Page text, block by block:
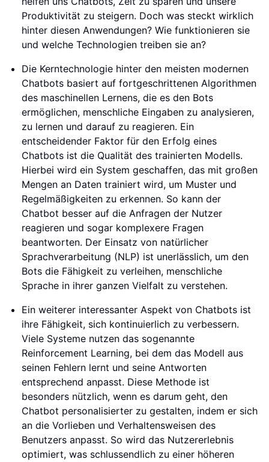
Produktivität zu steigern. Doch was steckt wirklich
hinter diesen Anwendungen? Wie funktionieren sie
und welche Technologien treiben sie an?
Die Kerntechnologie hinter den meisten modernen
Chatbots basiert auf fortgeschrittenen Algorithmen
des maschinellen Lernens, die es den Bots
ermöglichen, menschliche Eingaben zu analysieren,
zu lernen und darauf zu reagieren. Ein
entscheidender Faktor für den Erfolg eines
Chatbots ist die Qualität des trainierten Modells.
Hierbei wird ein System geschaffen, das mit großen
Mengen an Daten trainiert wird, um Muster und
Regelmäßigkeiten zu erkennen. So kann der
Chatbot besser auf die Anfragen der Nutzer
reagieren und sogar komplexere Fragen
beantworten. Der Einsatz von natürlicher
Sprachverarbeitung (NLP) ist unerlässlich, um den
Bots die Fähigkeit zu verleihen, menschliche
Sprache in ihrer ganzen Vielfalt zu verstehen.
Ein weiterer interessanter Aspekt von Chatbots ist
ihre Fähigkeit, sich kontinuierlich zu verbessern.
Viele Systeme nutzen das sogenannte
Reinforcement Learning, bei dem das Modell aus
seinen Fehlern lernt und seine Antworten
entsprechend anpasst. Diese Methode ist
besonders nützlich, wenn es darum geht, den
Chatbot personalisierter zu gestalten, indem er sich
an die Vorlieben und Verhaltensweisen des
Benutzers anpasst. So wird das Nutzererlebnis
optimiert, was schlussendlich zu einer höheren